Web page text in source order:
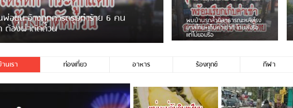
ยับ! พบพม่าเร่ขายพวงมาลัยหน้าพ่อขุนฯ
ตาม
นึ่งซึ่งแจ้งว่าตนเองไม่ใช่ประชาชนชาวเชียงร […]
หนุ่มเจียงฮายจ่ม พบถังน้ำดื่มตก
กลางถนน รถเครื่องหลบไม่ทันล้ม
บาดเจ็บ
นเรา ท่องเที่ยว อาหาร ร้องทุกข์ กีฬา